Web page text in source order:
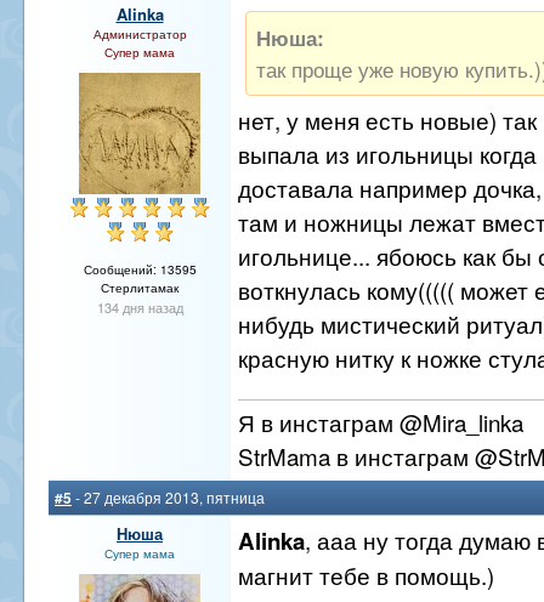
Alinka
Администратор
Супер мама
Сообщений: 13595
Стерлитамак
134 дня назад
Нюша:
так проще уже новую
нет, у меня есть новые)
выпала из игольницы
доставала например
там и ножницы лежат
игольнице... ябоюсь как бы
воткнулась кому((((( может
нибудь мистический
красную нитку к ножке
Я в инстаграм @Mira_linka
StrMama в инстаграм
#5 - 27 декабря 2013, пятница
Нюша
Супер мама Alinka, ааа ну тогда думаю
магнит тебе в помощь.)